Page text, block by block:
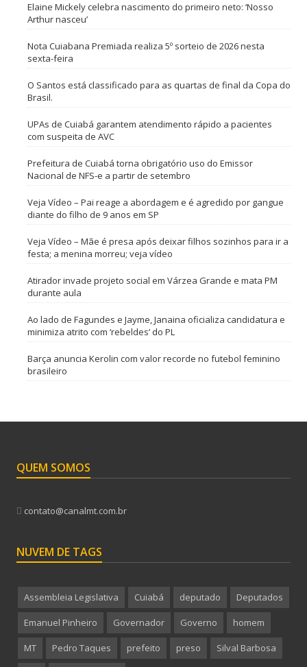
Elaine Mickely celebra nascimento do primeiro neto: ‘Nosso
Arthur nasceu’
Nota Cuiabana Premiada realiza 5º sorteio de 2026 nesta
sexta-feira
O Santos está classificado para as quartas de final da Copa do
Brasil.
UPAs de Cuiabá garantem atendimento rápido a pacientes
com suspeita de AVC
Prefeitura de Cuiabá torna obrigatório uso do Emissor
Nacional de NFS-e a partir de setembro
Veja Vídeo – Pai reage a abordagem e é agredido por gangue
diante do filho de 9 anos em SP
Veja Vídeo – Mãe é presa após deixar filhos sozinhos para ir a
festa; a menina morreu; veja vídeo
Atirador invade projeto social em Várzea Grande e mata PM
durante aula
Ao lado de Fagundes e Jayme, Janaina oficializa candidatura e
minimiza atrito com ‘rebeldes’ do PL
Barça anuncia Kerolin com valor recorde no futebol feminino
brasileiro
QUEM SOMOS
contato@canalmt.com.br
NUVEM DE TAGS
Assembleia Legislativa Cuiabá deputado Deputados
Emanuel Pinheiro Governador Governo homem
MT Pedro Taques prefeito preso Silval Barbosa